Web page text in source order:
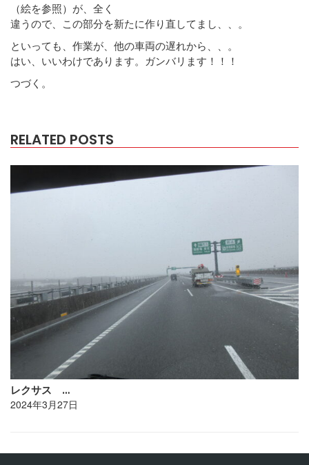
（絵を参照）が、全く
違うので、この部分を新たに作り直してまし、、。
といっても、作業が、他の車両の遅れから、、。
はい、いいわけであります。ガンバリます！！！
つづく。
RELATED POSTS
レクサス …
2024年3月27日